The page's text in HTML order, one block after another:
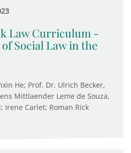
Law Curriculum -
Social Law in the
He; Prof. Dr. Ulrich Becker,
Mittlaender Leme de Souza,
Irene Carlet; Roman Rick